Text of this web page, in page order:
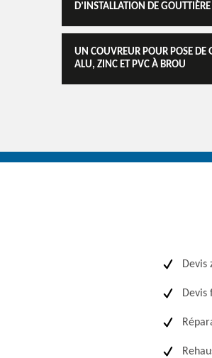
D’INSTALLATION DE
UN COUVREUR POUR POSE DE
ALU, ZINC ET PVC À BROU
Devis